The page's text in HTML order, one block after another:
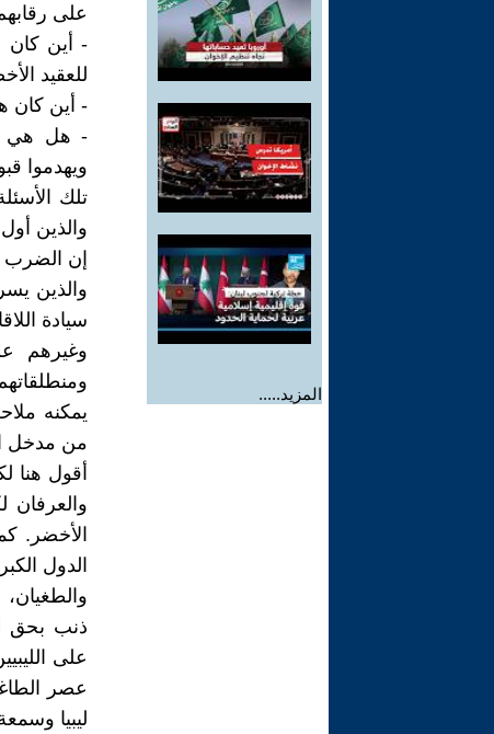
المزيد.....
على
- أين كان
للعقيد
- أين كان
- هل هي
ويهدموا
تلك
والذين
إن الضرب
والذين
سيادة
وغيرهم
يمكنه
من مدخل
أقول هنا
الأخضر.
الدول
ذنب بحق
على
عصر
ليبيا